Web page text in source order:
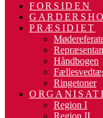
FORSIDEN
PRÆSIDIET
Håndbogen
Ringetoner
Region I
Region II